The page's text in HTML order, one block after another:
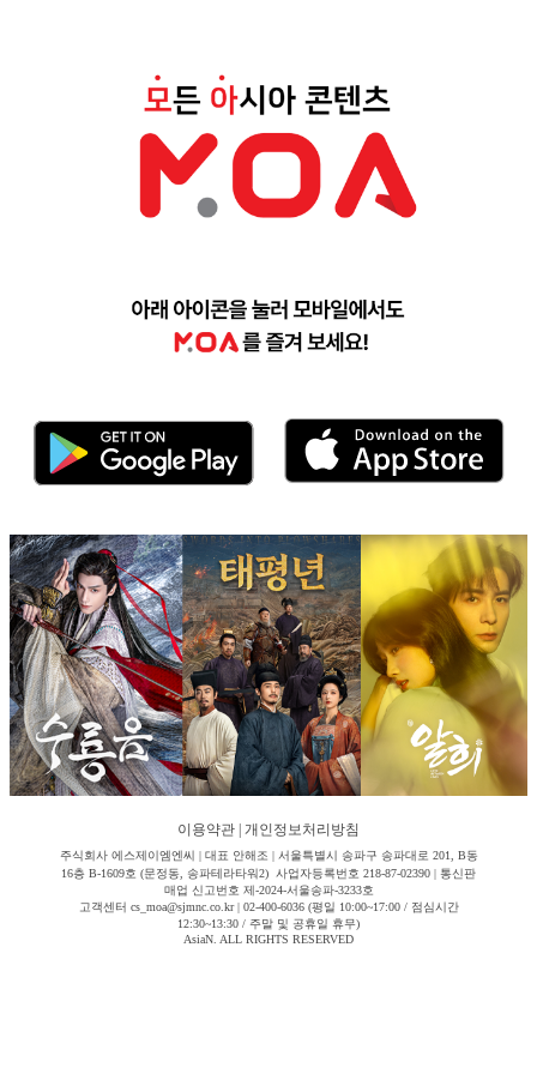
이용약관 개인정보처리방침
주식회사 에스제이엠엔씨 | 대표 안해조 | 서울특별시 송파구 송파대로 201, B동
16층 B-1609호 (문정동, 송파테라타워2) 사업자등록번호 218-87-02390 | 통신판
매업 신고번호 제-2024-서울송파-3233호
고객센터 cs_moa@sjmnc.co.kr | 02-400-6036 (평일 10:00~17:00 / 점심시간
12:30~13:30 / 주말 및 공휴일 휴무)
AsiaN. ALL RIGHTS RESERVED